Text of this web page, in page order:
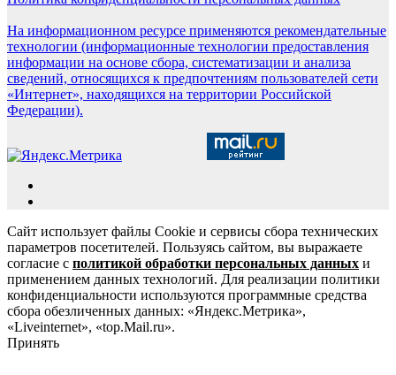
На информационном ресурсе применяются рекомендательные
технологии (информационные технологии предоставления
информации на основе сбора, систематизации и анализа
сведений, относящихся к предпочтениям пользователей сети
«Интернет», находящихся на территории Российской
Федерации).
Сайт использует файлы Cookie и сервисы сбора технических
параметров посетителей. Пользуясь сайтом, вы выражаете
согласие с политикой обработки персональных данных и
применением данных технологий. Для реализации политики
конфиденциальности используются программные средства
сбора обезличенных данных: «Яндекс.Метрика»,
«Liveinternet», «top.Mail.ru».
Принять